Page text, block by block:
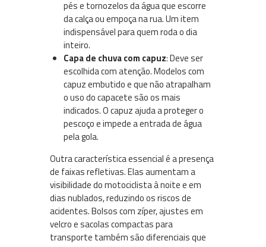
pés e tornozelos da água que escorre
da calça ou empoça na rua. Um item
indispensável para quem roda o dia
inteiro.
Capa de chuva com capuz: Deve ser
escolhida com atenção. Modelos com
capuz embutido e que não atrapalham
o uso do capacete são os mais
indicados. O capuz ajuda a proteger o
pescoço e impede a entrada de água
pela gola.
Outra característica essencial é a presença
de faixas refletivas. Elas aumentam a
visibilidade do motociclista à noite e em
dias nublados, reduzindo os riscos de
acidentes. Bolsos com zíper, ajustes em
velcro e sacolas compactas para
transporte também são diferenciais que